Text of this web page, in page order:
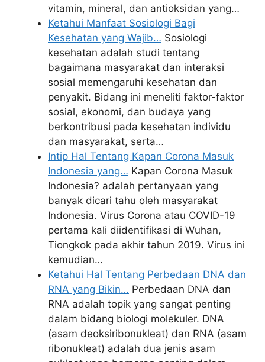
vitamin, mineral, dan antioksidan yang…
Ketahui Manfaat Sosiologi Bagi
Kesehatan yang Wajib… Sosiologi
kesehatan adalah studi tentang
bagaimana masyarakat dan interaksi
sosial memengaruhi kesehatan dan
penyakit. Bidang ini meneliti faktor-faktor
sosial, ekonomi, dan budaya yang
berkontribusi pada kesehatan individu
dan masyarakat, serta…
Intip Hal Tentang Kapan Corona Masuk
Indonesia yang… Kapan Corona Masuk
Indonesia? adalah pertanyaan yang
banyak dicari tahu oleh masyarakat
Indonesia. Virus Corona atau COVID-19
pertama kali diidentifikasi di Wuhan,
Tiongkok pada akhir tahun 2019. Virus ini
kemudian…
Ketahui Hal Tentang Perbedaan DNA dan
RNA yang Bikin… Perbedaan DNA dan
RNA adalah topik yang sangat penting
dalam bidang biologi molekuler. DNA
(asam deoksiribonukleat) dan RNA (asam
ribonukleat) adalah dua jenis asam